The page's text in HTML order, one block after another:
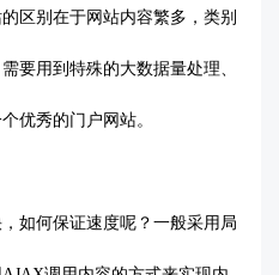
区别在于网站内容繁多，类别
要用到特殊的大数据量处理、
优秀的门户网站。
如何保证速度呢？一般采用局